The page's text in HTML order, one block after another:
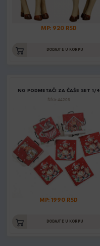
MP: 920 RSD
DODAJTE U KORPU
NG PODMETAČI ZA ČAŠE SET 1/4
Šifra: 44208
MP: 1990 RSD
DODAJTE U KORPU